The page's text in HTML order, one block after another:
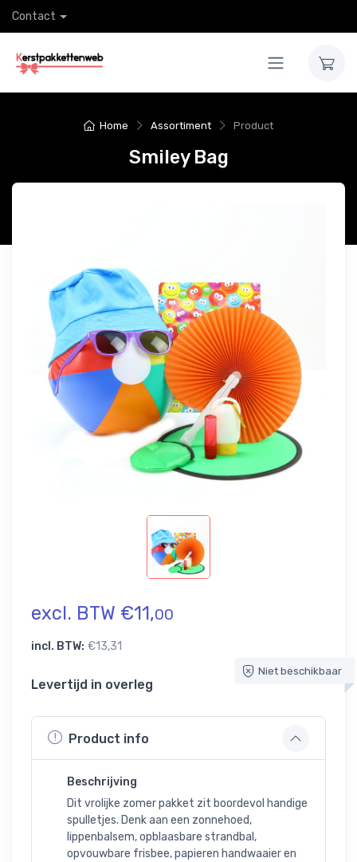
Contact
Home Assortiment Product
Smiley Bag
excl. BTW €11,00
incl. BTW: €13,31
Niet beschikbaar
Levertijd in overleg
Product info
Beschrijving
Dit vrolijke zomer pakket zit boordevol handige
spulletjes. Denk aan een zonnehoed,
lippenbalsem, opblaasbare strandbal,
opvouwbare frisbee, papieren handwaaier en